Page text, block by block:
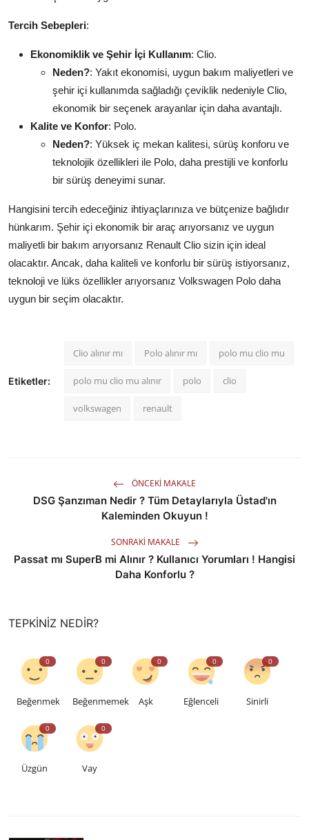
Tercih Sebepleri:
Ekonomiklik ve Şehir İçi Kullanım: Clio.
Neden?: Yakıt ekonomisi, uygun bakım maliyetleri ve
şehir içi kullanımda sağladığı çeviklik nedeniyle Clio,
ekonomik bir seçenek arayanlar için daha avantajlı.
Kalite ve Konfor: Polo.
Neden?: Yüksek iç mekan kalitesi, sürüş konforu ve
teknolojik özellikleri ile Polo, daha prestijli ve konforlu
bir sürüş deneyimi sunar.
Hangisini tercih edeceğiniz ihtiyaçlarınıza ve bütçenize bağlıdır
hünkarım. Şehir içi ekonomik bir araç arıyorsanız ve uygun
maliyetli bir bakım arıyorsanız Renault Clio sizin için ideal
olacaktır. Ancak, daha kaliteli ve konforlu bir sürüş istiyorsanız,
teknoloji ve lüks özellikler arıyorsanız Volkswagen Polo daha
uygun bir seçim olacaktır.
Etiketler:
Clio alınır mı Polo alınır mı polo mu clio mu
polo mu clio mu alınır polo clio
volkswagen renault
ÖNCEKI MAKALE
DSG Şanzıman Nedir ? Tüm Detaylarıyla Üstad'ın
Kaleminden Okuyun !
SONRAKI MAKALE
Passat mı SuperB mi Alınır ? Kullanıcı Yorumları ! Hangisi
Daha Konforlu ?
TEPKINIZ NEDIR?
0
Beğenmek
0
Beğenmemek
0
Aşk
0
Eğlenceli
0
Sinirli
0
Üzgün
0
Vay